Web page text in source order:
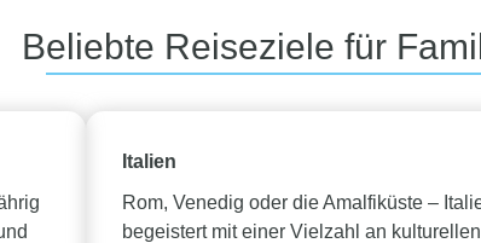
Beliebte Reiseziele für
Italien
Rom, Venedig oder die Amalfiküste –
begeistert mit einer Vielzahl an